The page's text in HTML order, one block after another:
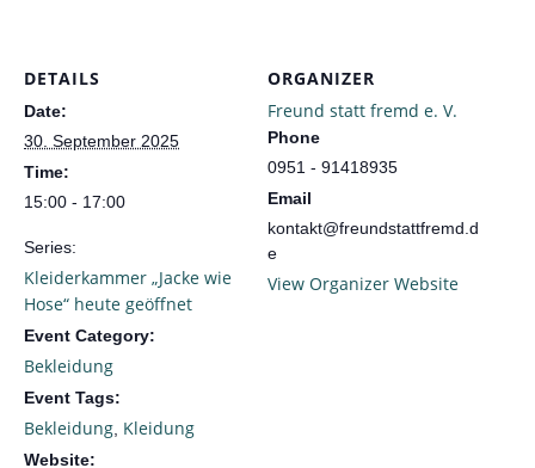
DETAILS
Date:
30. September 2025
Time:
15:00 - 17:00
Series:
Kleiderkammer „Jacke wie
Hose“ heute geöffnet
Event Category:
Bekleidung
Event Tags:
Bekleidung Kleidung
Website:
ORGANIZER
Freund statt fremd e. V.
Phone
0951 - 91418935
Email
kontakt@freundstattfremd.d
e
View Organizer Website